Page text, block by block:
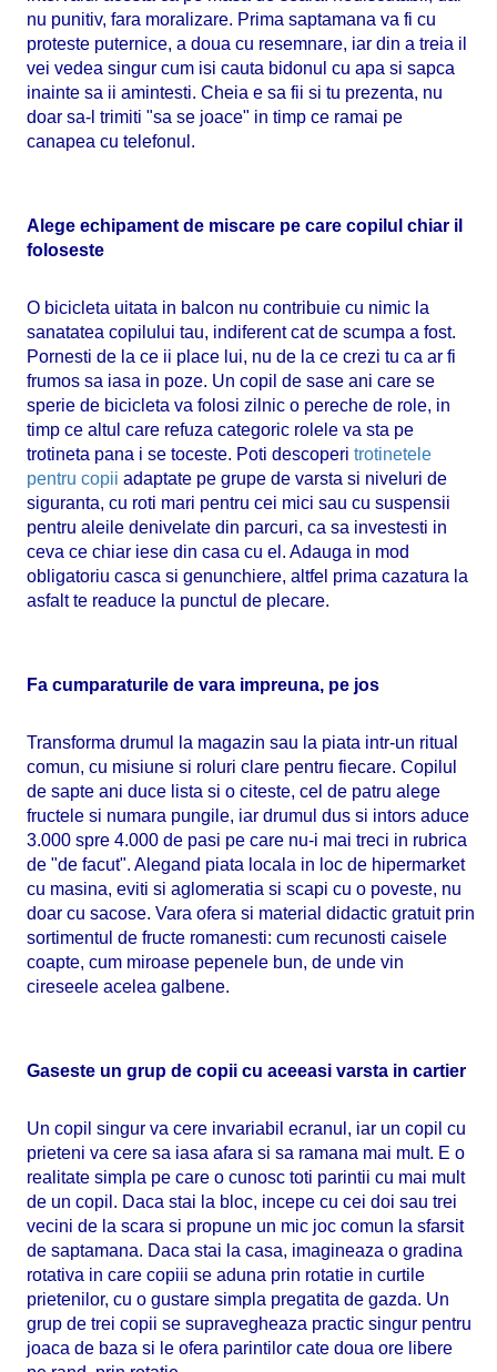
nu punitiv, fara moralizare. Prima saptamana va fi cu
proteste puternice, a doua cu resemnare, iar din a treia il
vei vedea singur cum isi cauta bidonul cu apa si sapca
inainte sa ii amintesti. Cheia e sa fii si tu prezenta, nu
doar sa-l trimiti "sa se joace" in timp ce ramai pe
canapea cu telefonul.
Alege echipament de miscare pe care copilul chiar il
foloseste
O bicicleta uitata in balcon nu contribuie cu nimic la
sanatatea copilului tau, indiferent cat de scumpa a fost.
Pornesti de la ce ii place lui, nu de la ce crezi tu ca ar fi
frumos sa iasa in poze. Un copil de sase ani care se
sperie de bicicleta va folosi zilnic o pereche de role, in
timp ce altul care refuza categoric rolele va sta pe
trotineta pana i se toceste. Poti descoperi trotinetele
pentru copii adaptate pe grupe de varsta si niveluri de
siguranta, cu roti mari pentru cei mici sau cu suspensii
pentru aleile denivelate din parcuri, ca sa investesti in
ceva ce chiar iese din casa cu el. Adauga in mod
obligatoriu casca si genunchiere, altfel prima cazatura la
asfalt te readuce la punctul de plecare.
Fa cumparaturile de vara impreuna, pe jos
Transforma drumul la magazin sau la piata intr-un ritual
comun, cu misiune si roluri clare pentru fiecare. Copilul
de sapte ani duce lista si o citeste, cel de patru alege
fructele si numara pungile, iar drumul dus si intors aduce
3.000 spre 4.000 de pasi pe care nu-i mai treci in rubrica
de "de facut". Alegand piata locala in loc de hipermarket
cu masina, eviti si aglomeratia si scapi cu o poveste, nu
doar cu sacose. Vara ofera si material didactic gratuit prin
sortimentul de fructe romanesti: cum recunosti caisele
coapte, cum miroase pepenele bun, de unde vin
cireseele acelea galbene.
Gaseste un grup de copii cu aceeasi varsta in cartier
Un copil singur va cere invariabil ecranul, iar un copil cu
prieteni va cere sa iasa afara si sa ramana mai mult. E o
realitate simpla pe care o cunosc toti parintii cu mai mult
de un copil. Daca stai la bloc, incepe cu cei doi sau trei
vecini de la scara si propune un mic joc comun la sfarsit
de saptamana. Daca stai la casa, imagineaza o gradina
rotativa in care copiii se aduna prin rotatie in curtile
prietenilor, cu o gustare simpla pregatita de gazda. Un
grup de trei copii se supravegheaza practic singur pentru
joaca de baza si le ofera parintilor cate doua ore libere